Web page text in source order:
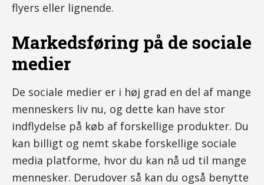
flyers eller lignende.
Markedsføring på de sociale
medier
De sociale medier er i høj grad en del af mange
menneskers liv nu, og dette kan have stor
indflydelse på køb af forskellige produkter. Du
kan billigt og nemt skabe forskellige sociale
media platforme, hvor du kan nå ud til mange
mennesker. Derudover så kan du også benytte